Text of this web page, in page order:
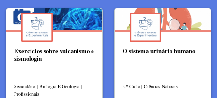
Exercícios sobre vulcanismo e
sismologia
Secundário | Biologia E Geologia |
Profissionais
O sistema urinário humano
3.º Ciclo | Ciências Naturais